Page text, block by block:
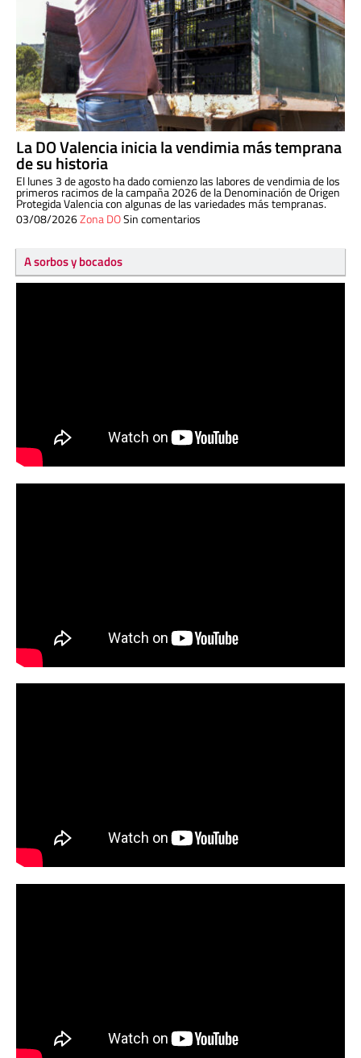
La DO Valencia inicia la vendimia más temprana
de su historia
El lunes 3 de agosto ha dado comienzo las labores de vendimia de los
primeros racimos de la campaña 2026 de la Denominación de Origen
Protegida Valencia con algunas de las variedades más tempranas.
03/08/2026Zona DOSin comentarios
A sorbos y bocados